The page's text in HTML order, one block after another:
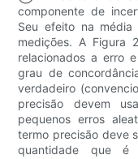
componente de
Seu efeito na
medições. A Figura
relacionados a erro
grau de
verdadeiro
precisão devem
pequenos erros
termo precisão deve
quantidade que é